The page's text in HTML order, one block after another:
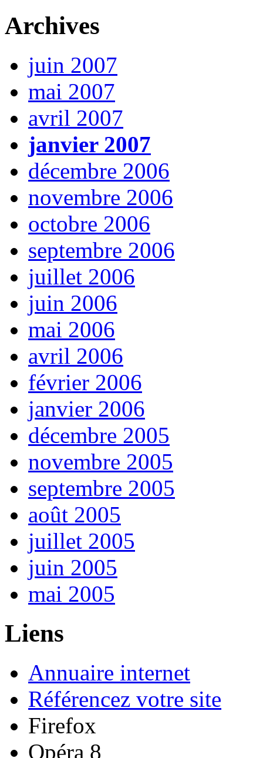
Archives
juin 2007
mai 2007
avril 2007
janvier 2007
décembre 2006
novembre 2006
octobre 2006
septembre 2006
juillet 2006
juin 2006
mai 2006
avril 2006
février 2006
janvier 2006
décembre 2005
novembre 2005
septembre 2005
août 2005
juillet 2005
juin 2005
mai 2005
Liens
Annuaire internet
Référencez votre site
Firefox
Opéra 8